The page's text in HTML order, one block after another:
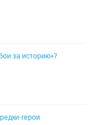
за историю»?
герои